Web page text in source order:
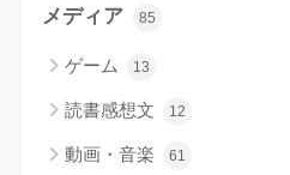
メディア 85
ゲーム 13
読書感想文 12
動画・音楽 61